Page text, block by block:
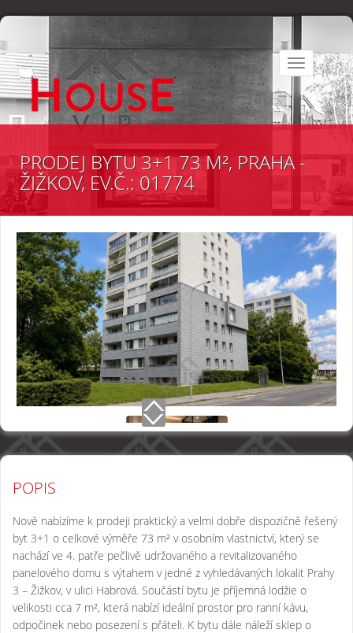
Toggle
navigation
PRODEJ BYTU 3+1 73 M², PRAHA -
ŽIŽKOV, EV.Č.: 01774
POPIS
Nově nabízíme k prodeji praktický a velmi dobře dispozičně řešený
byt 3+1 o celkové výměře 73 m² v osobním vlastnictví, který se
nachází ve 4. patře pečlivě udržovaného a revitalizovaného
panelového domu s výtahem v jedné z vyhledávaných lokalit Prahy
3 – Žižkov, v ulici Habrová. Součástí bytu je příjemná lodžie o
velikosti cca 7 m², která nabízí ideální prostor pro ranní kávu,
odpočinek nebo posezení s přáteli. K bytu dále náleží sklep o